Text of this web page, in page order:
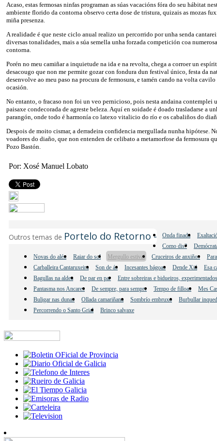
Acaso, estas fermosas ninfas programan as súas vacacións fóra do seu hábitat
ambiente florido da contorna observo certa dose de tristura, quizais as mozas
miña presenza.
A realidade é que neste ciclo anual realizo un percorrido por unha senda
diversas tonalidades, mais a súa semella unha forzada competición coa
contorna.
Porén no meu camiñar a inquietude na ida e na revolta, chega a corroer un
desacougo que non me permite gozar con fondura dun festival único, festa da
desenvolve ao meu paso na procura de fermosura, e tamén cando na volta
ocasión.
No entanto, o fracaso non foi un veo pernicioso, pois nesta andaina contemplei
paisaxe condecorada de agreste beleza. Aquí en soidade é doado trasladarse a
parangón, onde todo é harmonía co latexo vitalicio do río e os cabaliños do
Despois de moito cismar, a derradeira confidencia mergullada nunha hipótese.
voadores do diaño, que non entenden de celibato a metamorfose da fermosura
Pozo Bastón.
Por: Xosé Manuel Lobato
Outros temas de Portelo do Retorno - Onda finada
Como dis?
Novas do alén
Raiar do sol Mergullo estival Cruceiros de anxiños
Carballeira Cantaruxeira
Son de ás Incesantes bágoas Dende Xiá
Esa
Bagullas na aldea
De par en par
Entre sobreiras e bidueiros,
Pantasma nos Ancares
De sempre, para sempre Tempo de filloas
Mes
Buligar nas dunas
Ollada camariñana Sombrío embruxo
Burbullar
Percorrendo o Santo Grial
Brinco salvaxe